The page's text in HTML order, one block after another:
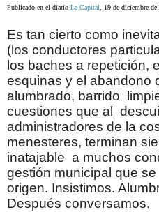
Publicado en el diario La Capital, 19 de diciembre de
Es tan cierto como
(los conductores
los baches a repetición,
esquinas y el abandono
alumbrado, barrido
cuestiones que al
administradores de la
menesteres, terminan
inatajable a muchos
gestión municipal que
origen. Insistimos.
Después conversamos.